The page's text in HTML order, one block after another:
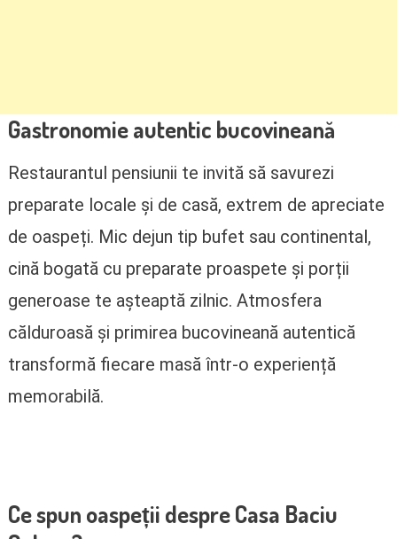
Gastronomie autentic bucovineană
Restaurantul pensiunii te invită să savurezi
preparate locale și de casă, extrem de apreciate
de oaspeți. Mic dejun tip bufet sau continental,
cină bogată cu preparate proaspete și porții
generoase te așteaptă zilnic. Atmosfera
călduroasă și primirea bucovineană autentică
transformă fiecare masă într-o experiență
memorabilă.
Ce spun oaspeții despre Casa Baciu